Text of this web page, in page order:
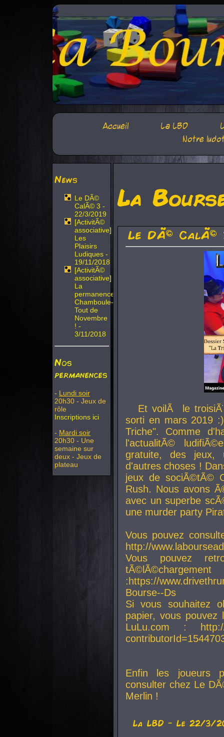
Accueil La LBD
Notre
News
Le DÃ©
CalÃ© 3 -
22/3/2019
[ActivitÃ©
associative]
Les
Plaisirs
Ludiques -
19/11/2018
[ActivitÃ©
associative]
La
permanence
Chamboule-
Tout de
Novembre
! -
3/11/2018
Nos
permanences
- Lundi soir
20h30 - Jeux de
rôle
Inscriptions ici
- Mardi soir
20h30 - Une
semaine sur
deux - Jeux de
plateau
La
Le DÃ© CalÃ©
Et voilÃ le
sorti en mars 2019
Triche". Comme
l'actualitÃ©
gratuite, des jeux,
d'autres choses !
jeux de sociÃ©tÃ©
Rush. Nous avons
avec un superbe
une murder party
Vous pouvez
http://
Vous pouvez
:https://
Bourse--Ds
Si vous souhaitez
papier, vous
LuLu.com : http://
Enfin les joueurs
consulter chez Le
Merlin !
La LBD - Le 22/3/